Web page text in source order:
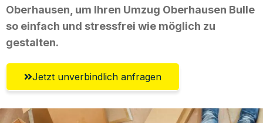
Oberhausen, um Ihren Umzug Oberhausen Bulle
so einfach und stressfrei wie möglich zu
gestalten.
Jetzt unverbindlich anfragen